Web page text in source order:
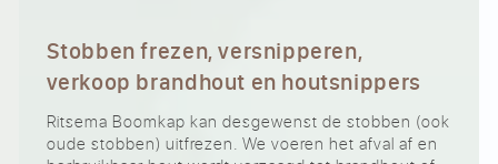
Stobben frezen, versnipperen,
verkoop brandhout en houtsnippers
Ritsema Boomkap kan desgewenst de stobben (ook
oude stobben) uitfrezen. We voeren het afval af en